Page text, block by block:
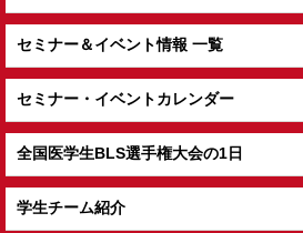
セミナー＆イベント情報 一覧
セミナー・イベントカレンダー
全国医学生BLS選手権大会の1日
学生チーム紹介